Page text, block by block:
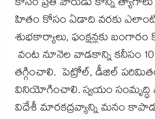
హితం కోసం ఏడాది వరకు
శుభకార్యాలు, ఫంక్షన్లకు బంగారం
వంట నూనెల వాడకాన్ని కనీసం
తగ్గించాలి. పెట్రోల్, డీజిల్
వినియోగించాలి. స్వయం
విదేశీ మారకద్రవ్యాన్ని మనం